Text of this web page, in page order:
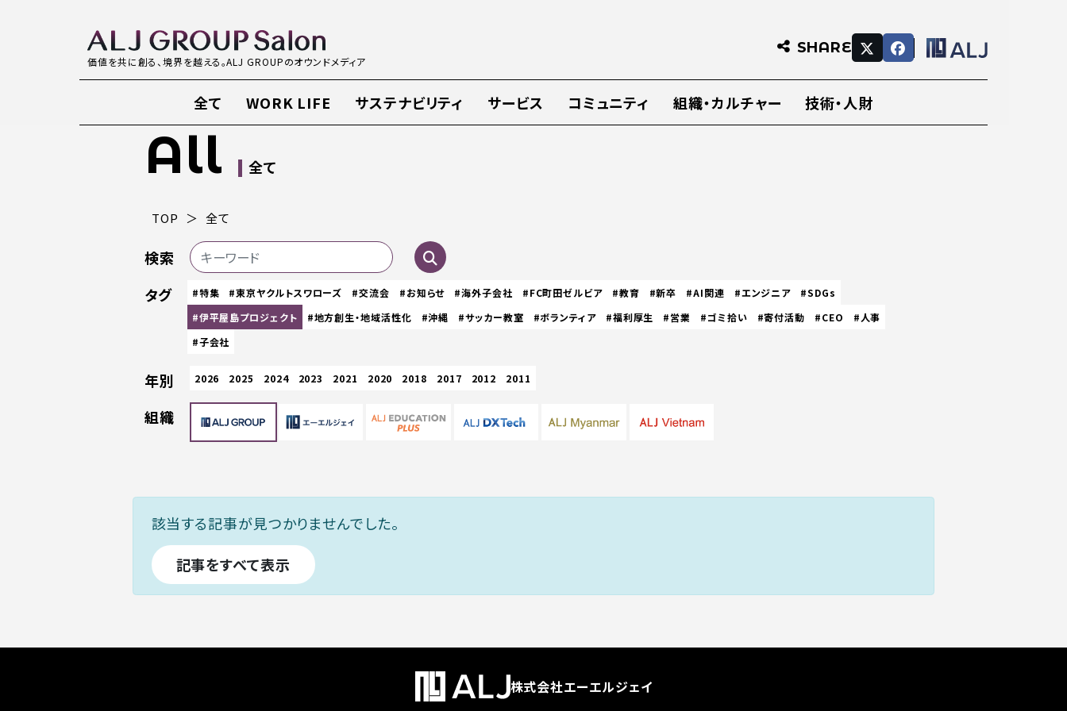
価値を共に創る、境界を越える。ALJ GROUPのオウンドメディア
SHARE
全て WORK LIFE サステナビリティ サービス コミュニティ 組織・カルチャー 技術・人財
All 全て
TOP 全て
検索
タグ
#特集 #東京ヤクルトスワローズ #交流会 #お知らせ #海外子会社 #FC町田ゼルビア #教育 #新卒 #AI関連 #エンジニア
#SDGs
#伊平屋島プロジェクト
#地方創生・地域活性化 #沖縄 #サッカー教室 #ボランティア #福利厚生 #営業 #ゴミ拾い #寄付活動 #CEO
#人事
#子会社
年別 2026 2025 2024 2023 2021 2020 2018 2017 2012 2011
組織
該当する記事が見つかりませんでした。
記事をすべて表示
株式会社エーエルジェイ